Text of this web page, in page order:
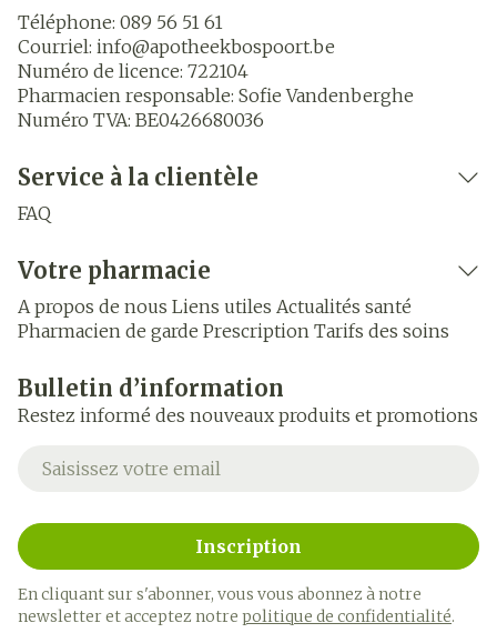
Téléphone: 089 56 51 61
Courriel: info@apotheekbospoort.be
Numéro de licence: 722104
Pharmacien responsable: Sofie Vandenberghe
Numéro TVA: BE0426680036
Service à la clientèle
FAQ
Votre pharmacie
A propos de nous Liens utiles Actualités santé
Pharmacien de garde Prescription Tarifs des soins
Bulletin d’information
Restez informé des nouveaux produits et promotions
Adresse mail
Inscription
En cliquant sur s'abonner, vous vous abonnez à notre
newsletter et acceptez notre politique de confidentialité.